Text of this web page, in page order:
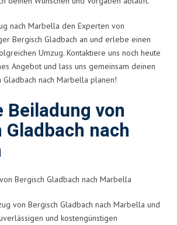
nach Marbella den Experten von
Bergisch Gladbach an und erlebe einen
Umzug. Kontaktiere uns noch heute
Angebot und lass uns gemeinsam deinen
Gladbach nach Marbella planen!
Beiladung von
nach
von Bergisch Gladbach nach Marbella
von Bergisch Gladbach nach Marbella und
und kostengünstigen